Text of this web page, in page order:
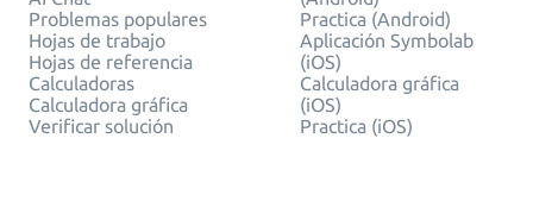
Problemas populares
Hojas de trabajo
Hojas de referencia
Calculadoras
Calculadora gráfica
Verificar solución
Practica (Android)
Aplicación Symbolab
(iOS)
Calculadora gráfica
(iOS)
Practica (iOS)